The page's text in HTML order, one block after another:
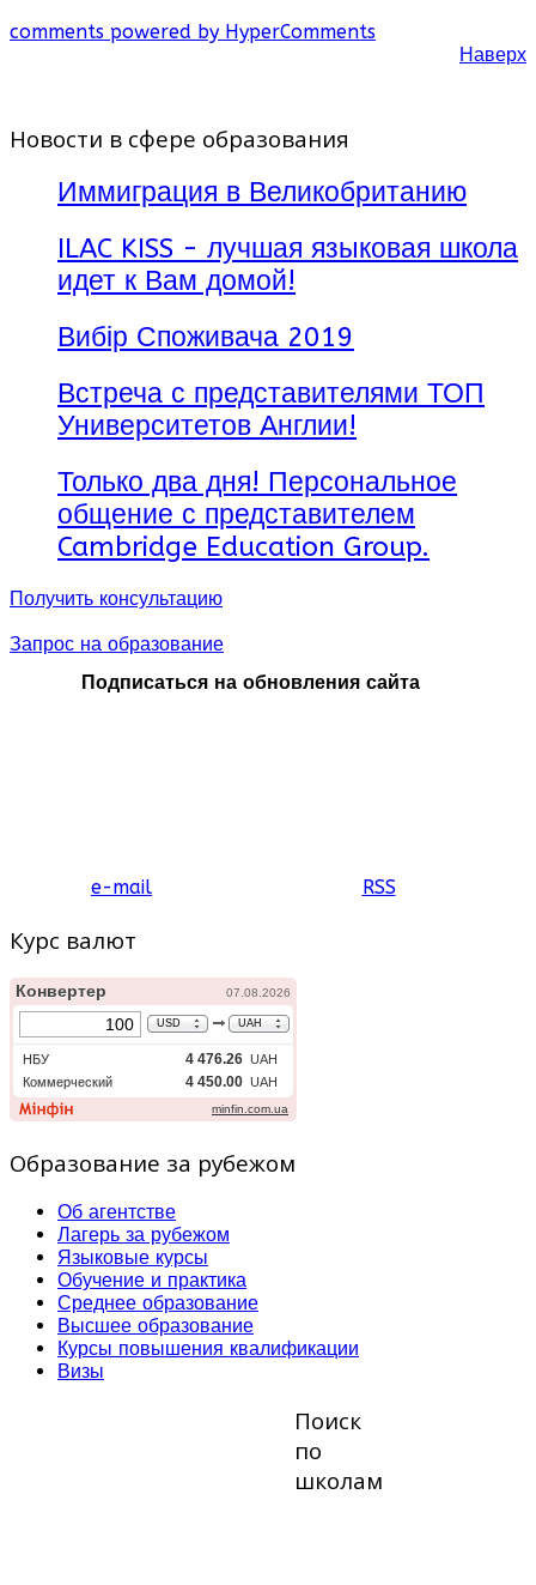
comments powered by HyperComments
Наверх
Новости в сфере образования
Иммиграция в Великобританию
ILAC KISS - лучшая языковая школа
идет к Вам домой!
Вибір Споживача 2019
Встреча с представителями ТОП
Университетов Англии!
Только два дня! Персональное
общение с представителем
Cambridge Education Group.
Получить консультацию
Запрос на образование
Подписаться на обновления сайта
e-mail RSS
Курс валют
Образование за рубежом
Об агентстве
Лагерь за рубежом
Языковые курсы
Обучение и практика
Среднее образование
Высшее образование
Курсы повышения квалификации
Визы
Поиск
по
школам